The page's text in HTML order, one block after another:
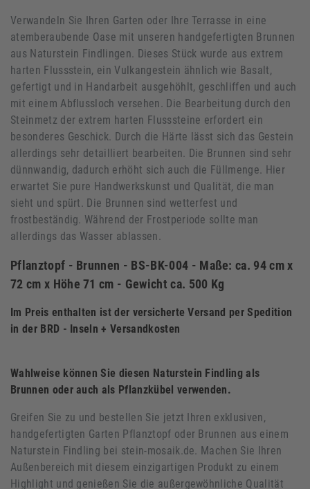
Verwandeln Sie Ihren Garten oder Ihre Terrasse in eine
atemberaubende Oase mit unseren handgefertigten Brunnen
aus Naturstein Findlingen. Dieses Stück wurde aus extrem
harten Flussstein, ein Vulkangestein ähnlich wie Basalt,
gefertigt und in Handarbeit ausgehöhlt, geschliffen und auch
mit einem Abflussloch versehen. Die Bearbeitung durch den
Steinmetz der extrem harten Flusssteine erfordert ein
besonderes Geschick. Durch die Härte lässt sich das Gestein
allerdings sehr detailliert bearbeiten. Die Brunnen sind sehr
dünnwandig, dadurch erhöht sich auch die Füllmenge. Hier
erwartet Sie pure Handwerkskunst und Qualität, die man
sieht und spürt. Die Brunnen sind wetterfest und
frostbeständig. Während der Frostperiode sollte man
allerdings das Wasser ablassen.
Pflanztopf - Brunnen - BS-BK-004 - Maße: ca. 94 cm x
72 cm x Höhe 71 cm - Gewicht ca. 500 Kg
Im Preis enthalten ist der versicherte Versand per Spedition
in der BRD - Inseln + Versandkosten
Wahlweise können Sie diesen Naturstein Findling als
Brunnen oder auch als Pflanzkübel verwenden.
Greifen Sie zu und bestellen Sie jetzt Ihren exklusiven,
handgefertigten Garten Pflanztopf oder Brunnen aus einem
Naturstein Findling bei stein-mosaik.de. Machen Sie Ihren
Außenbereich mit diesem einzigartigen Produkt zu einem
Highlight und genießen Sie die außergewöhnliche Qualität